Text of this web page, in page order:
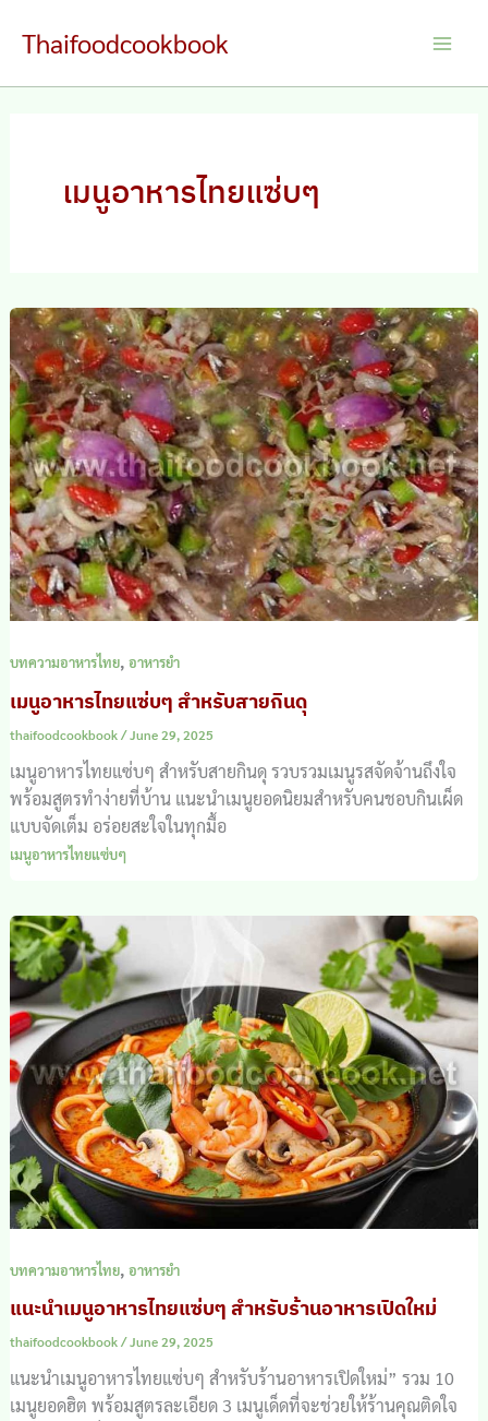
Thaifoodcookbook
เมนูอาหารไทยแซ่บๆ
บทความอาหารไทย, อาหารยำ
เมนูอาหารไทยแซ่บๆ สำหรับสายกินดุ
thaifoodcookbook/June 29, 2025
เมนูอาหารไทยแซ่บๆ สำหรับสายกินดุ รวบรวมเมนูรสจัดจ้านถึงใจ
พร้อมสูตรทำง่ายที่บ้าน แนะนำเมนูยอดนิยมสำหรับคนชอบกินเผ็ด
แบบจัดเต็ม อร่อยสะใจในทุกมื้อ
เมนูอาหารไทยแซ่บๆ
บทความอาหารไทย, อาหารยำ
แนะนำเมนูอาหารไทยแซ่บๆ สำหรับร้านอาหารเปิดใหม่
thaifoodcookbook/June 29, 2025
แนะนำเมนูอาหารไทยแซ่บๆ สำหรับร้านอาหารเปิดใหม่” รวม 10
เมนูยอดฮิต พร้อมสูตรละเอียด 3 เมนูเด็ดที่จะช่วยให้ร้านคุณติดใจ